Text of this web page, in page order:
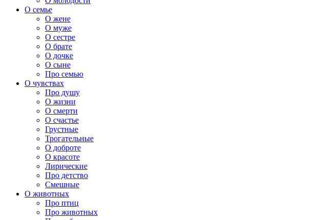
О семье
О жене
О муже
О сестре
О брате
О дочке
О сыне
Про семью
О чувствах
Про душу
О жизни
О смерти
О счастье
Грустные
Трогательные
О доброте
О красоте
Лирические
Про детство
Смешные
О животных
Про птиц
Про животных